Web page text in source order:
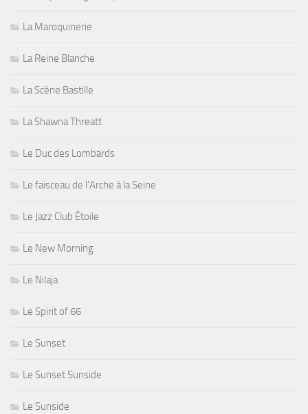
La Maroquinerie
La Reine Blanche
La Scène Bastille
La Shawna Threatt
Le Duc des Lombards
Le faisceau de l'Arche à la Seine
Le Jazz Club Étoile
Le New Morning
Le Nilaja
Le Spirit of 66
Le Sunset
Le Sunset Sunside
Le Sunside